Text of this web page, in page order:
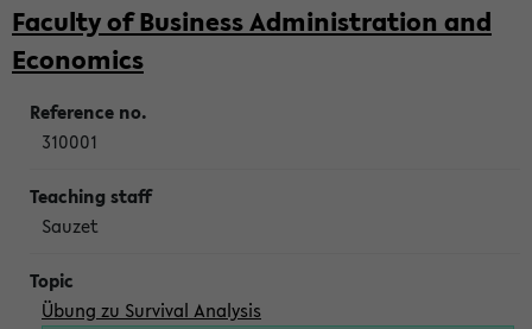
Faculty of Business Administration and
Economics
310001
Sauzet
Übung zu Survival Analysis